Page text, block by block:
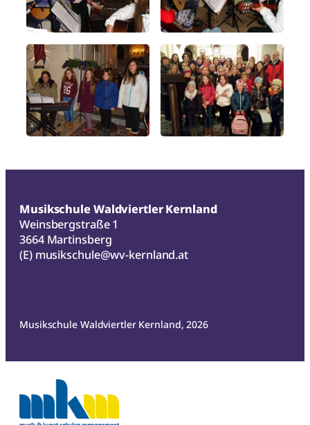
Musikschule Waldviertler Kernland
Weinsbergstraße 1
3664 Martinsberg
(E) musikschule@wv-kernland.at
Musikschule Waldviertler Kernland, 2026